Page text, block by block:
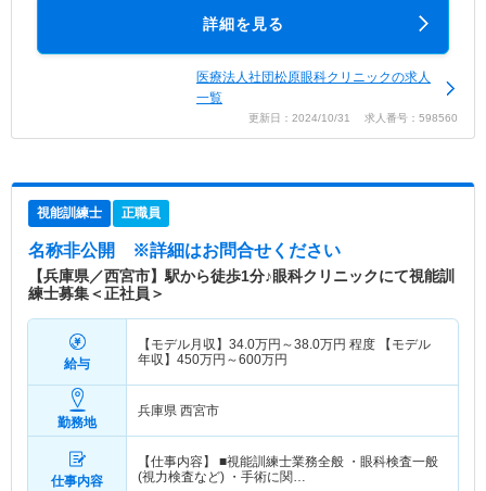
詳細を見る
医療法人社団松原眼科クリニックの求人
一覧
更新日：2024/10/31 求人番号：598560
視能訓練士 正職員
名称非公開 ※詳細はお問合せください
【兵庫県／西宮市】駅から徒歩1分♪眼科クリニックにて視能訓
練士募集＜正社員＞
給与
【モデル月収】 34.0万円～38.0万円 程度 【モデル
年収】 450万円～600万円
勤務地
兵庫県 西宮市
仕事内容
【仕事内容】 ■視能訓練士業務全般 ・眼科検査一般
(視力検査など) ・手術に関…